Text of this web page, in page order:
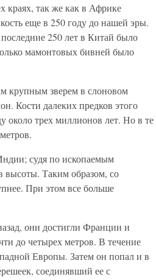
краях, так же как в Африке
еще в 250 году до нашей эры.
250 лет в Китай было
мамонтовых бивней было
крупным зверем в слоновом
Кости далеких предков этого
около трех миллионов лет. Но в те
судя по ископаемым
высоты. Таким образом, со
При этом все больше
они достигли Франции и
до четырех метров. В течение
Европы. Затем он попал и в
соединявший ее с